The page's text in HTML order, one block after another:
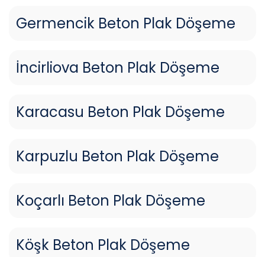
Germencik Beton Plak Döşeme
İncirliova Beton Plak Döşeme
Karacasu Beton Plak Döşeme
Karpuzlu Beton Plak Döşeme
Koçarlı Beton Plak Döşeme
Köşk Beton Plak Döşeme